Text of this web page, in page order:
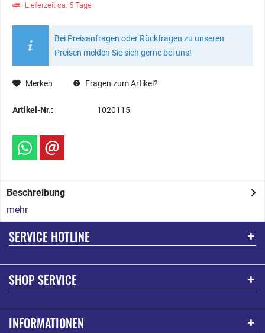
Lieferzeit ca. 5 Tage
Bei Preisanfragen oder Rückfragen zu unseren
Preisen melden Sie sich gerne bei uns!
Merken Fragen zum Artikel?
Artikel-Nr.: 1020115
Beschreibung
mehr
SERVICE HOTLINE
SHOP SERVICE
INFORMATIONEN